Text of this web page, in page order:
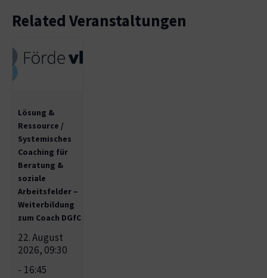
Related Veranstaltungen
Lösung &
Ressource /
Systemisches
Coaching für
Beratung &
soziale
Arbeitsfelder –
Weiterbildung
zum Coach DGfC
22. August
2026, 09:30
- 16:45